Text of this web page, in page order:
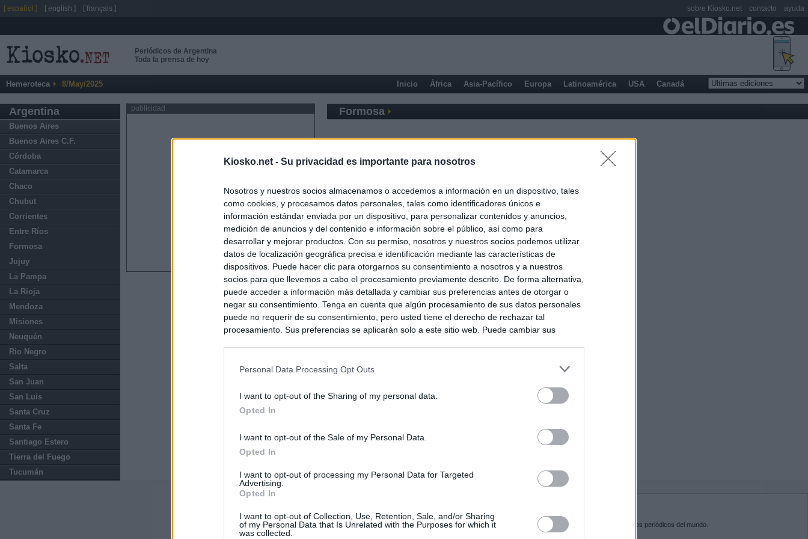
Kiosko.net - Su privacidad es importante para nosotros
Nosotros y nuestros socios almacenamos o accedemos a información en un dispositivo, tales
como cookies, y procesamos datos personales, tales como identificadores únicos e
información estándar enviada por un dispositivo, para personalizar contenidos y anuncios,
medición de anuncios y del contenido e información sobre el público, así como para
desarrollar y mejorar productos. Con su permiso, nosotros y nuestros socios podemos utilizar
datos de localización geográfica precisa e identificación mediante las características de
dispositivos. Puede hacer clic para otorgarnos su consentimiento a nosotros y a nuestros
socios para que llevemos a cabo el procesamiento previamente descrito. De forma alternativa,
puede acceder a información más detallada y cambiar sus preferencias antes de otorgar o
negar su consentimiento. Tenga en cuenta que algún procesamiento de sus datos personales
puede no requerir de su consentimiento, pero usted tiene el derecho de rechazar tal
procesamiento. Sus preferencias se aplicarán solo a este sitio web. Puede cambiar sus
Personal Data Processing Opt Outs
I want to opt-out of the Sharing of my personal data.
Opted In
I want to opt-out of the Sale of my Personal Data.
Opted In
I want to opt-out of processing my Personal Data for Targeted
Advertising.
Opted In
I want to opt-out of Collection, Use, Retention, Sale, and/or Sharing
of my Personal Data that Is Unrelated with the Purposes for which it
was collected.
Periódicos de Argentina
Toda la prensa de hoy
Hemeroteca 8/May/2025 Inicio África Asia-Pacífico Europa Latinoamérica USA Canadá
Argentina
Buenos Aires
Buenos Aires C.F.
Córdoba
Catamarca
Chaco
Chubut
Corrientes
Entre Ríos
Formosa
Jujuy
La Pampa
La Rioja
Mendoza
Misiones
Neuquén
Rio Negro
Salta
San Juan
San Luis
Santa Cruz
Santa Fe
Santiago Estero
Tierra del Fuego
Tucumán
publicidad Formosa
Últimas noticias
El consejero al que Ayuso señaló por la compra del ático: "Lo que no se dice es
que Madrid no tiene residencia oficial para la presidenta"
Kiosko.net es la puerta de entrada a los periódicos del mundo.
[ español ] [ english ] [ français ] sobre Kiosko.net contacto ayuda